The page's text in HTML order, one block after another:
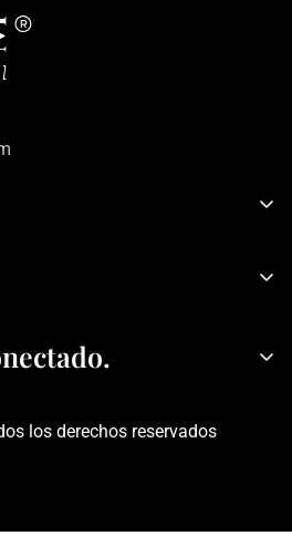
y ofertas, tranquis no
los derechos reservados